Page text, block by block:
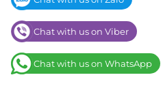
Chat with us on Viber
Chat with us on WhatsApp